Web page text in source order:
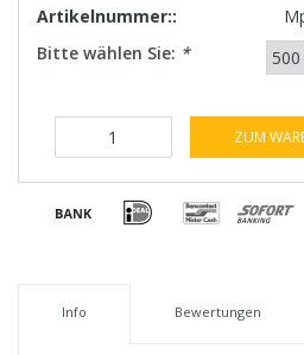
Artikelnummer::
Bitte wählen Sie: *
ZUM
Info Bewertungen